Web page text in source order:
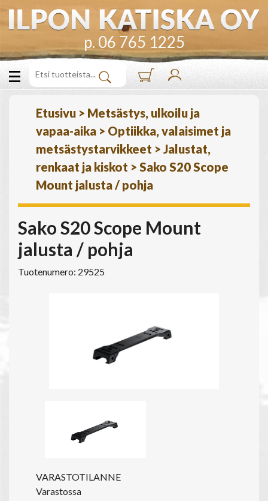
p. 06 765 1225
Etusivu > Metsästys, ulkoilu ja
vapaa-aika > Optiikka, valaisimet ja
metsästystarvikkeet > Jalustat,
renkaat ja kiskot > Sako S20 Scope
Mount jalusta / pohja
Sako S20 Scope Mount
jalusta / pohja
Tuotenumero: 29525
VARASTOTILANNE
Varastossa